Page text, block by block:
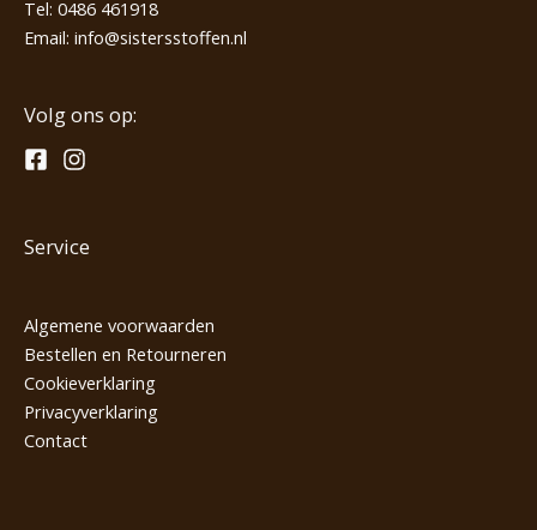
Tel: 0486 461918
Email: info@sistersstoffen.nl
Volg ons op:
Service
Algemene voorwaarden
Bestellen en Retourneren
Cookieverklaring
Privacyverklaring
Contact